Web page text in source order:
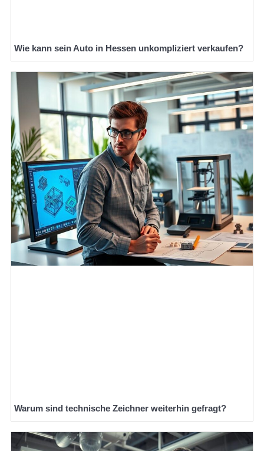
Wie kann sein Auto in Hessen unkompliziert verkaufen?
Warum sind technische Zeichner weiterhin gefragt?